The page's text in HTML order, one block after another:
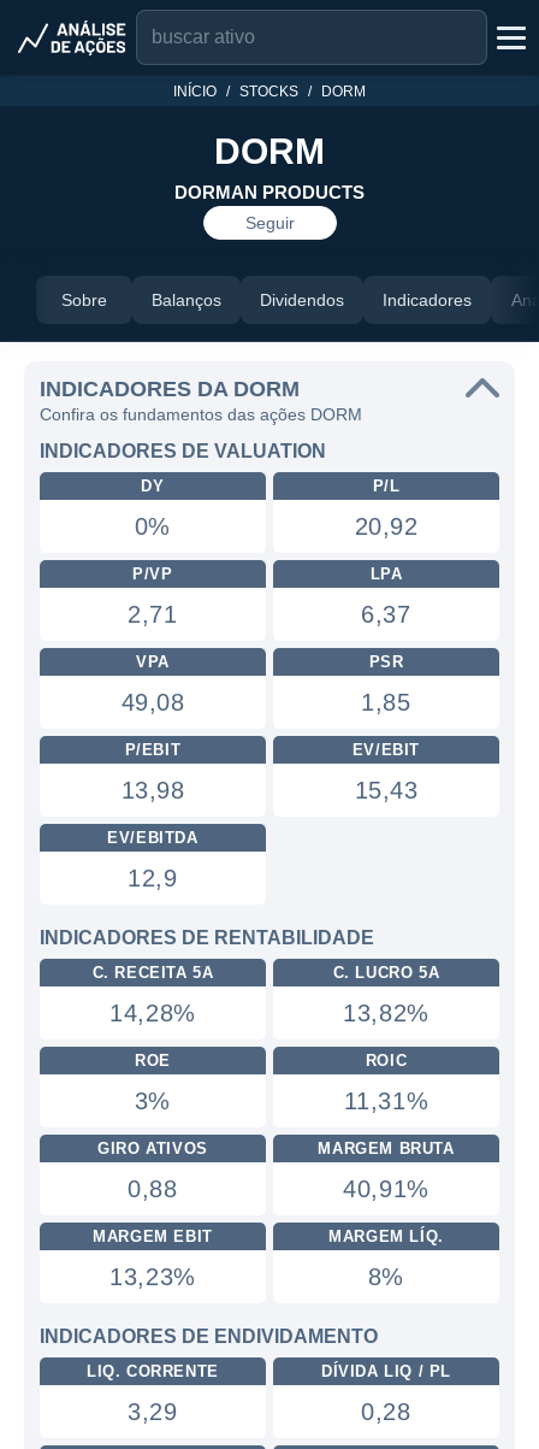
INÍCIO STOCKS DORM
DORM
DORMAN PRODUCTS
Seguir
Sobre Balanços Dividendos Indicadores
INDICADORES DA DORM
Confira os fundamentos das ações DORM
INDICADORES DE VALUATION
DY
0%
P/L
20,92
P/VP
2,71
LPA
6,37
VPA
49,08
PSR
1,85
P/EBIT
13,98
EV/EBIT
15,43
EV/EBITDA
12,9
INDICADORES DE RENTABILIDADE
C. RECEITA 5A
14,28%
C. LUCRO 5A
13,82%
ROE
3%
ROIC
11,31%
GIRO ATIVOS
0,88
MARGEM BRUTA
40,91%
MARGEM EBIT
13,23%
MARGEM LÍQ.
8%
INDICADORES DE ENDIVIDAMENTO
LIQ. CORRENTE
3,29
DÍVIDA LIQ / PL
0,28